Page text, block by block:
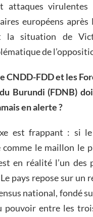
attaques virulentes
européens
la situation de
de
CNDD-FDD et les
Burundi (FDNB)
en alerte ?
est frappant : si
comme le maillon le
en réalité l’un des
pays repose sur un
national, fondé
pouvoir entre les